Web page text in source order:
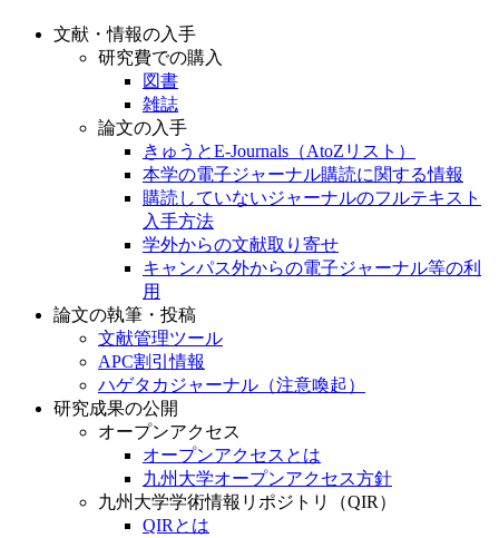
文献・情報の入手
研究費での購入
図書
雑誌
論文の入手
きゅうとE-Journals（AtoZリスト）
本学の電子ジャーナル購読に関する情報
購読していないジャーナルのフルテキスト
入手方法
学外からの文献取り寄せ
キャンパス外からの電子ジャーナル等の利
用
論文の執筆・投稿
文献管理ツール
APC割引情報
ハゲタカジャーナル（注意喚起）
研究成果の公開
オープンアクセス
オープンアクセスとは
九州大学オープンアクセス方針
九州大学学術情報リポジトリ（QIR）
QIRとは